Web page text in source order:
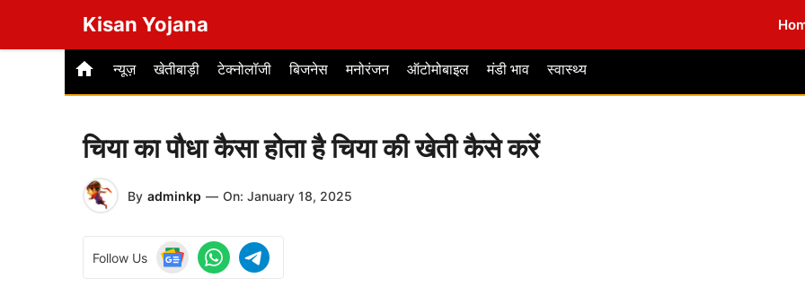
content
Kisan Yojana
न्यूज़ खेतीबाड़ी टेक्नोलॉजी बिजनेस मनोरंजन ऑटोमोबाइल मंडी भाव स्वास्थ्य
चिया का पौधा कैसा होता है चिया की खेती कैसे करें
By adminkp — On: January 18, 2025
Follow Us